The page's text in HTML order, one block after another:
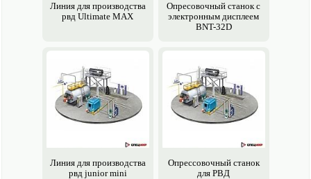
Линия для производства
рвд Ultimate MAX
Опресовочный станок с
электро­нным дисплеем
BNT-32D
Линия для производства
рвд junior mini
Опрессовочный станок
для РВД